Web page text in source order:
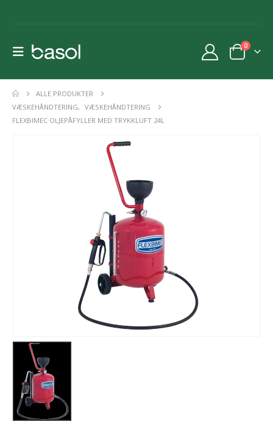
0
ALLE PRODUKTER
VÆSKEHÅNDTERING, VÆSKEHÅNDTERING
FLEXBIMEC OLJEPÅFYLLER MED TRYKKLUFT 24L